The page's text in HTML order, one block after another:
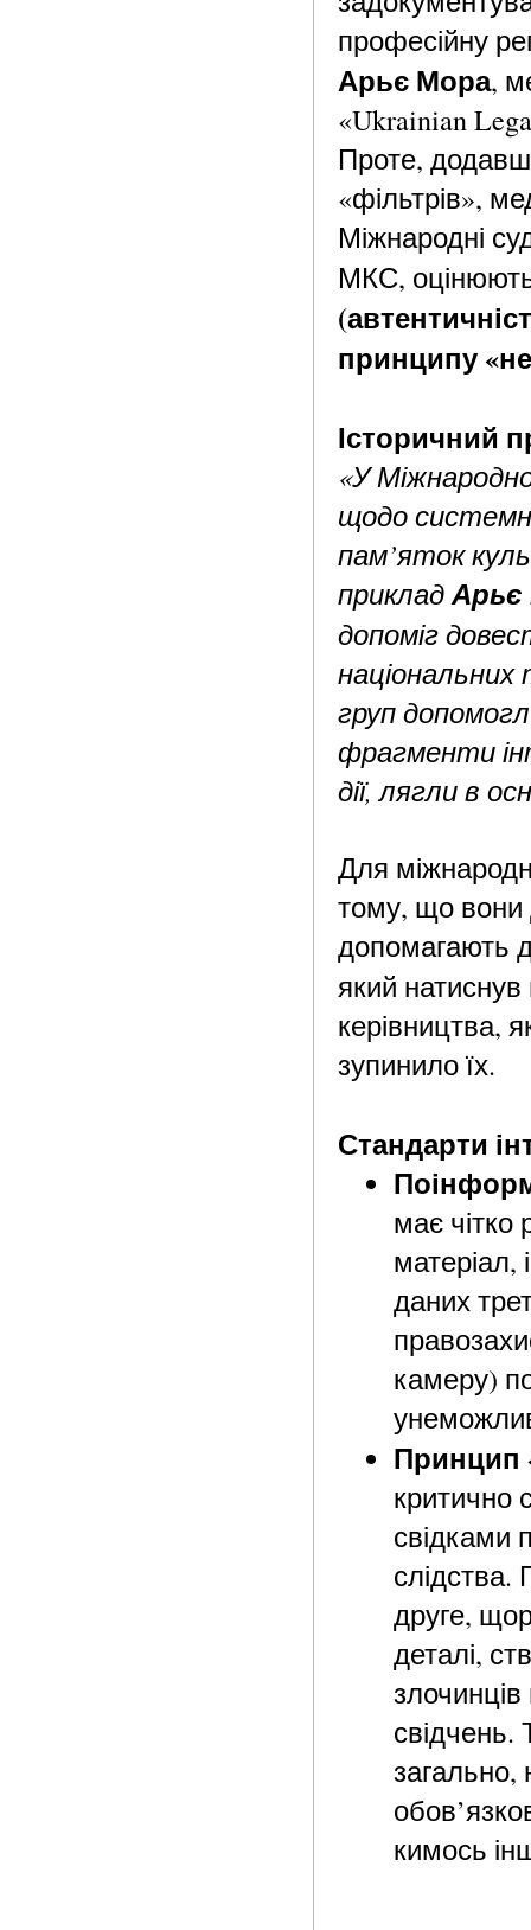
професійну
Арьє Мора,
«Ukrainian
Проте,
«фільтрів»,
Міжнародні
МКС,
принципу
Історичний
«У
щодо
пам’яток
приклад
допоміг
національних
груп
фрагменти
дії, лягли в
Для
тому, що вони
допомагають
який
керівництва,
зупинило їх.
Стандарти
має
матеріал,
даних
камеру)
Принцип
критично
свідками
друге,
деталі,
злочинців
свідчень.
загально,
кимось